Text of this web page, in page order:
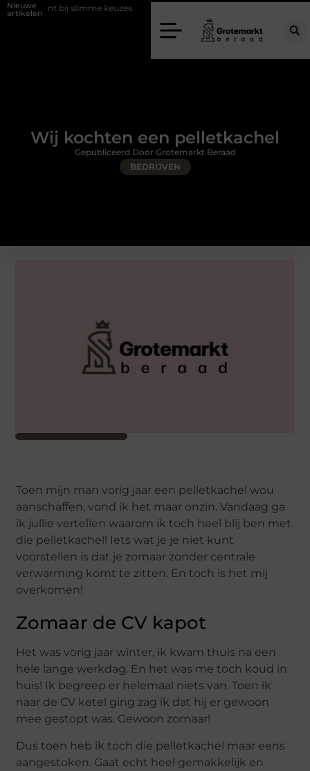
Nieuwe
artikelen
slimme keuzes Waarom kiezen voor een rijschool in Utrecht?
Wij kochten een pelletkachel
BEDRIJVEN
Gepubliceerd Door Grotemarkt Beraad
Toen mijn man vorig jaar een pelletkachel wou
aanschaffen, vond ik het maar onzin. Vandaag ga
ik jullie vertellen waarom ik toch heel blij ben met
die pelletkachel! Iets wat je je niet kunt
voorstellen is dat je zomaar zonder centrale
verwarming komt te zitten. En toch is het mij
overkomen!
Zomaar de CV kapot
Het was vorig jaar winter, ik kwam thuis na een
hele lange werkdag. En het was me toch koud in
huis! Ik begreep er helemaal niets van. Toen ik
naar de CV ketel ging zag ik dat hij er gewoon
mee gestopt was. Gewoon zomaar!
Dus toen heb ik toch die pelletkachel maar eens
aangestoken. Gaat echt heel gemakkelijk en